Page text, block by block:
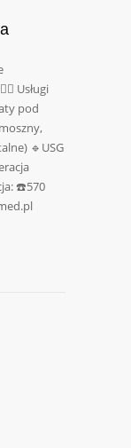
Usługi
pod
🔹USG
☎️570